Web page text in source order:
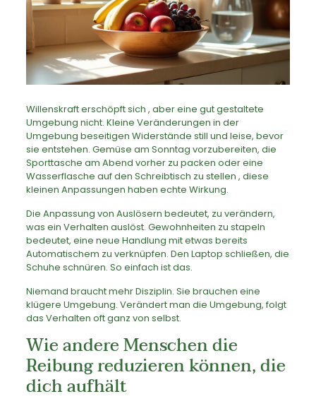
Willenskraft erschöpft sich , aber eine gut gestaltete
Umgebung nicht. Kleine Veränderungen in der
Umgebung beseitigen Widerstände still und leise, bevor
sie entstehen. Gemüse am Sonntag vorzubereiten, die
Sporttasche am Abend vorher zu packen oder eine
Wasserflasche auf den Schreibtisch zu stellen , diese
kleinen Anpassungen haben echte Wirkung.
Die Anpassung von Auslösern bedeutet, zu verändern,
was ein Verhalten auslöst. Gewohnheiten zu stapeln
bedeutet, eine neue Handlung mit etwas bereits
Automatischem zu verknüpfen. Den Laptop schließen, die
Schuhe schnüren. So einfach ist das.
Niemand braucht mehr Disziplin. Sie brauchen eine
klügere Umgebung. Verändert man die Umgebung, folgt
das Verhalten oft ganz von selbst.
Wie andere Menschen die
Reibung reduzieren können, die
dich aufhält